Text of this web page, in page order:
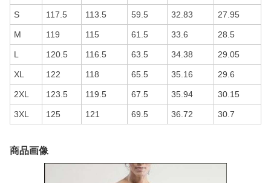
S 117.5 113.5 59.5 32.83 27.95
M 119 115 61.5 33.6 28.5
L 120.5 116.5 63.5 34.38 29.05
XL 122 118 65.5 35.16 29.6
2XL 123.5 119.5 67.5 35.94 30.15
3XL 125 121 69.5 36.72 30.7
商品画像